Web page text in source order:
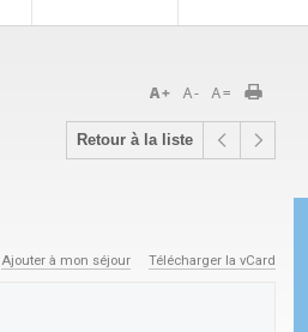
Retour à la liste
Ajouter à mon séjour Télécharger la vCard